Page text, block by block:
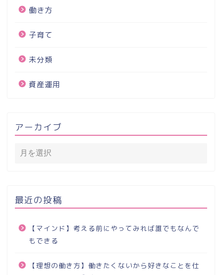
働き方
子育て
未分類
資産運用
アーカイブ
最近の投稿
【マインド】考える前にやってみれば誰でもなんで
もできる
【理想の働き方】働きたくないから好きなことを仕